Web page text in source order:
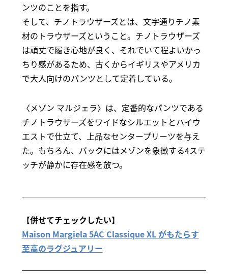
ンツのことを指す。
そして、チノトラウザーズとは、文字通りチノ素
材のトラウザーズということ。チノトラウザーズ
は頑丈で履き心地が良く、それでいて程よいかっ
ちり感があるため、古くからイギリスやアメリカ
で大人向けのパンツとして定着している。
〈メゾン マルジェラ〉は、定番的なパンツである
チノトラウザーズをワイドなシルエットとハイウ
エストで仕立て、上品なセンタープリーツを与え
た。もちろん、バックにはメゾンを象徴する4ステ
ッチが静かに存在感を放つ。
【併せてチェックしたい】
Maison Margiela 5AC Classique XL がもたらす
至高のラグジュアリー